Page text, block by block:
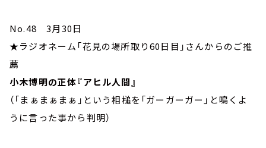
No.48 3月30日
★ラジオネーム「花見の場所取り60日目」さんからのご推
薦
小木博明の正体『アヒル人間』
（「まぁまぁまぁ」という相槌を「ガーガーガー」と鳴くよ
うに言った事から判明）